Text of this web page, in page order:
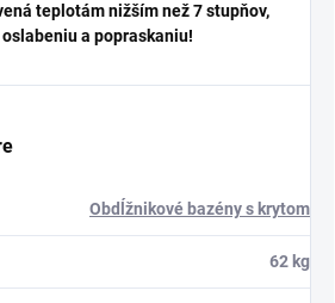
teplotám nižším než 7 stupňov,
a popraskaniu!
Obdĺžnikové bazény s krytom
62 kg